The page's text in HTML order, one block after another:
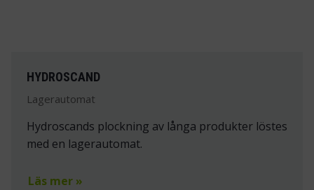
HYDROSCAND
Lagerautomat
Hydroscands plockning av långa produkter löstes
med en lagerautomat.
Läs mer »